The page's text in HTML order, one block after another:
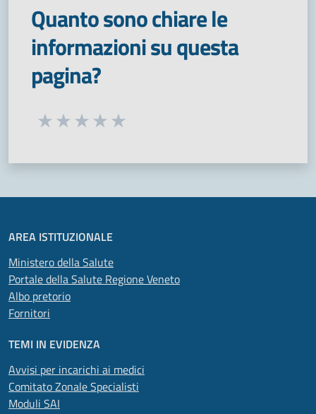
Quanto sono chiare le
informazioni su questa
pagina?
Seleziona una valutazione da 1 a 5 stelle
AREA ISTITUZIONALE
Ministero della Salute
Portale della Salute Regione Veneto
Albo pretorio
Fornitori
TEMI IN EVIDENZA
Avvisi per incarichi ai medici
Comitato Zonale Specialisti
Moduli SAI